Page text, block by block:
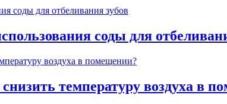
соды для
температуру воздуха в